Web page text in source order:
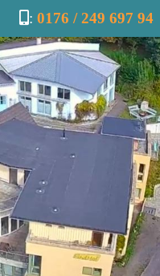
: 0176 / 249 697 94